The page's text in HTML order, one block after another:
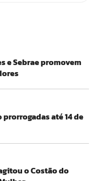
e Sebrae promovem
prorrogadas até 14 de
o Costão do